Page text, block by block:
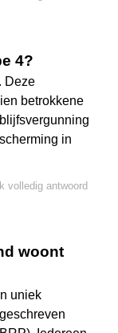
4?
Deze
betrokkene
in
volledig antwoord
woont
uniek